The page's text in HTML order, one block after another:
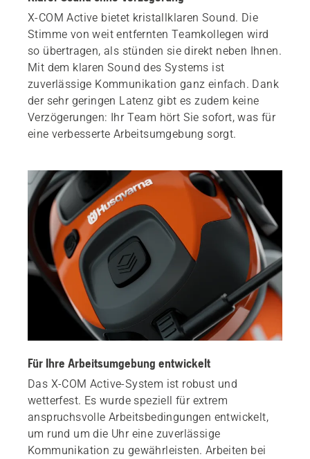
X-COM Active bietet kristallklaren Sound. Die
Stimme von weit entfernten Teamkollegen wird
so übertragen, als stünden sie direkt neben Ihnen.
Mit dem klaren Sound des Systems ist
zuverlässige Kommunikation ganz einfach. Dank
der sehr geringen Latenz gibt es zudem keine
Verzögerungen: Ihr Team hört Sie sofort, was für
eine verbesserte Arbeitsumgebung sorgt.
Für Ihre Arbeitsumgebung entwickelt
Das X-COM Active-System ist robust und
wetterfest. Es wurde speziell für extrem
anspruchsvolle Arbeitsbedingungen entwickelt,
um rund um die Uhr eine zuverlässige
Kommunikation zu gewährleisten. Arbeiten bei